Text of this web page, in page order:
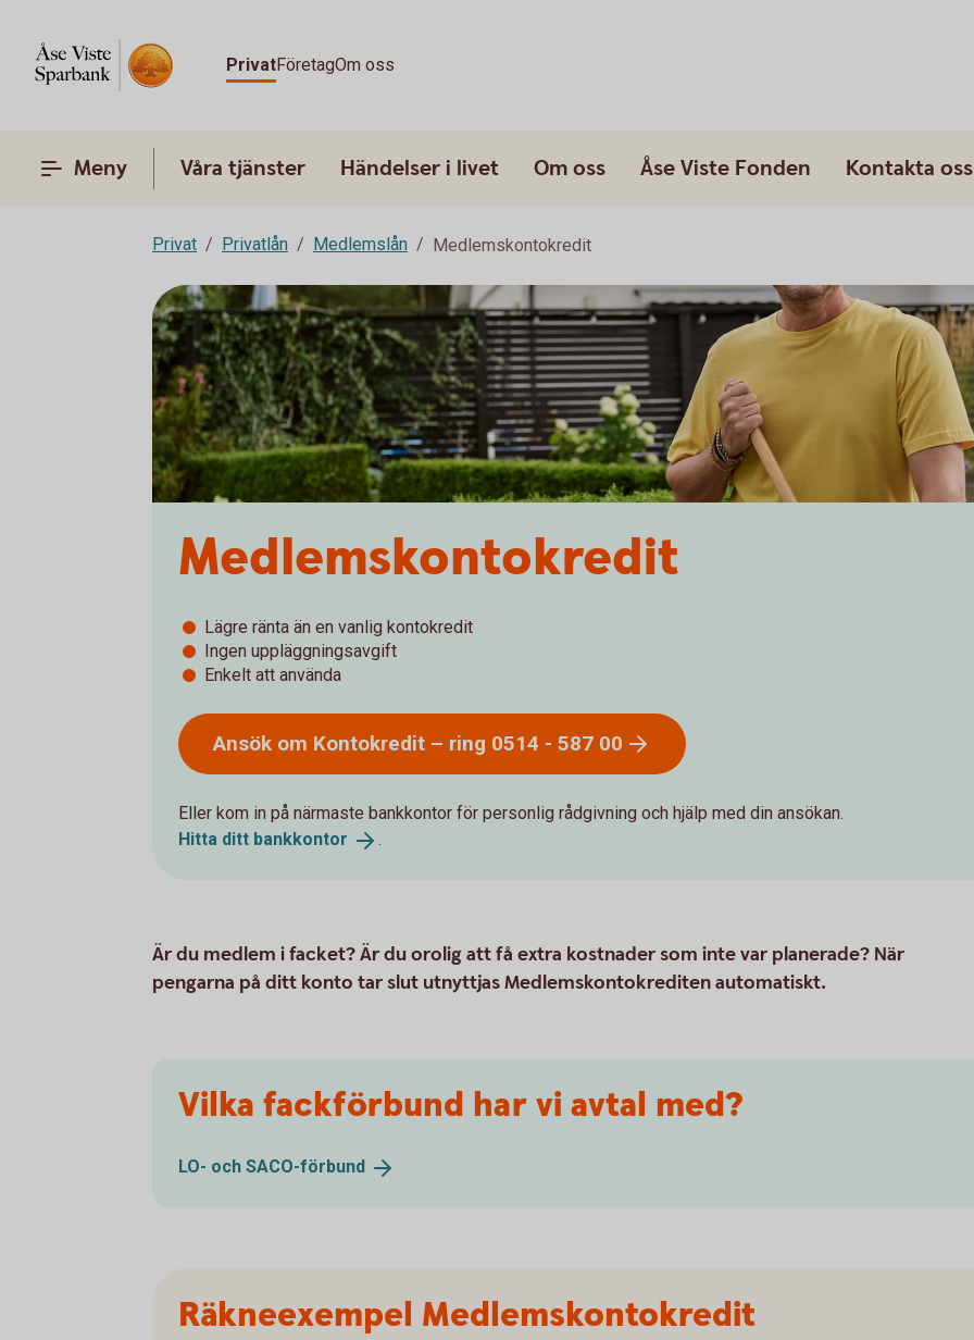
PrivatFöretagOm oss
Meny Våra tjänster Händelser i livet Om oss Åse Viste Fonden Kontakta oss
Privat Privatlån Medlemslån Medlemskontokredit
Medlemskontokredit
Lägre ränta än en vanlig kontokredit
Ingen uppläggningsavgift
Enkelt att använda
Ansök om Kontokredit – ring 0514 - 587 00
Eller kom in på närmaste bankkontor för personlig rådgivning och hjälp med din ansökan.
Hitta ditt bankkontor .
Är du medlem i facket? Är du orolig att få extra kostnader som inte var planerade? När
pengarna på ditt konto tar slut utnyttjas Medlemskontokrediten automatiskt.
Vilka fackförbund har vi avtal med?
LO- och SACO-förbund
Räkneexempel Medlemskontokredit